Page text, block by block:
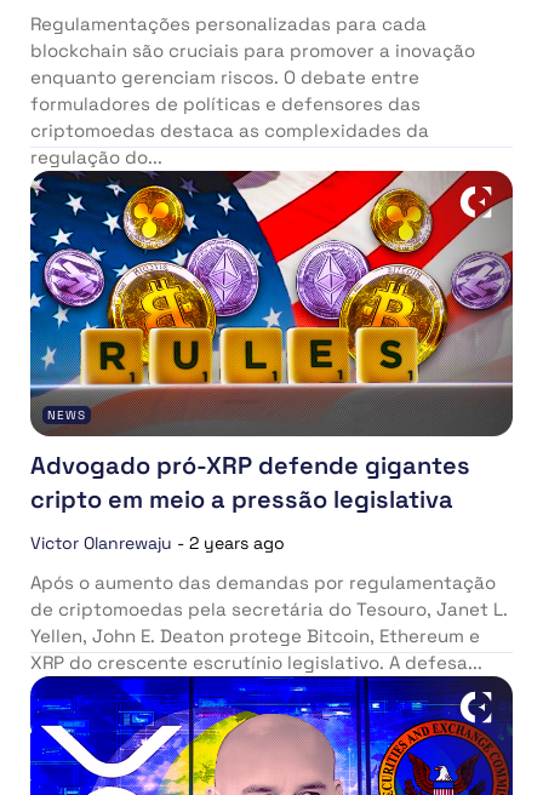
Regulamentações personalizadas para cada
blockchain são cruciais para promover a inovação
enquanto gerenciam riscos. O debate entre
formuladores de políticas e defensores das
criptomoedas destaca as complexidades da
regulação do...
NEWS
Advogado pró-XRP defende gigantes
cripto em meio a pressão legislativa
Victor Olanrewaju - 2 years ago
Após o aumento das demandas por regulamentação
de criptomoedas pela secretária do Tesouro, Janet L.
Yellen, John E. Deaton protege Bitcoin, Ethereum e
XRP do crescente escrutínio legislativo. A defesa...